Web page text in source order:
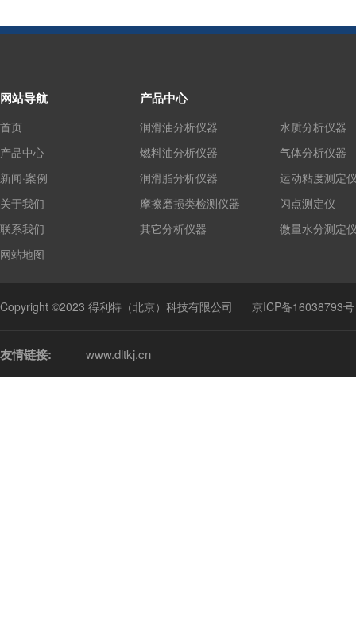
网站导航
首页
产品中心
新闻·案例
关于我们
联系我们
网站地图
产品中心
润滑油分析仪器
燃料油分析仪器
润滑脂分析仪器
摩擦磨损类检测仪器
其它分析仪器
水质分析仪器
气体分析仪器
运动粘度测定
闪点测定仪
微量水分测定
Copyright ©2023 得利特（北京）科技有限公司 京ICP备16038793号
友情链接: www.dltkj.cn